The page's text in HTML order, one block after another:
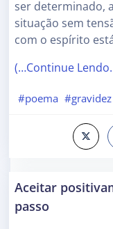
ser determinado,
situação sem
com o espírito
(…Continue
#poema #gravidez
Aceitar
passo